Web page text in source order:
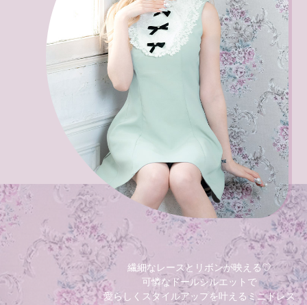
繊細なレースとリボンが映える♡
可憐なドールシルエットで
愛らしくスタイルアップを叶えるミニドレス